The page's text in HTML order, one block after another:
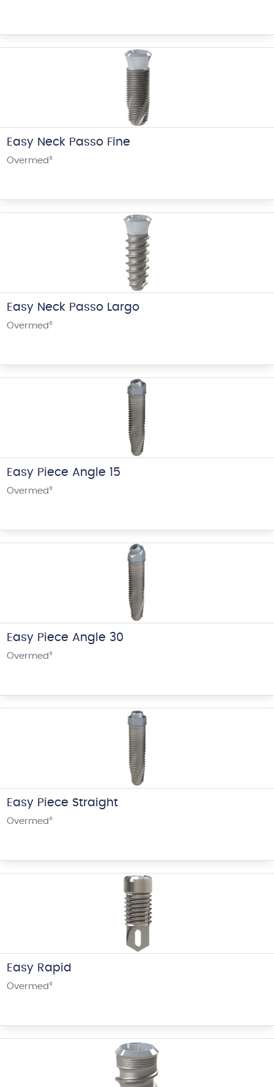
Easy Neck Passo Fine
Overmed ®
Easy Neck Passo Largo
Overmed ®
Easy Piece Angle 15
Overmed ®
Easy Piece Angle 30
Overmed ®
Easy Piece Straight
Overmed ®
Easy Rapid
Overmed ®